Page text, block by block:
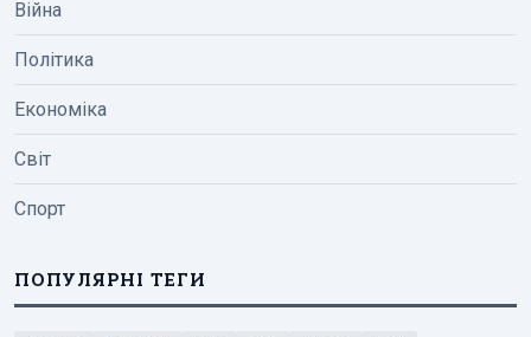
Війна
Політика
Економіка
Світ
Спорт
ПОПУЛЯРНІ ТЕГИ